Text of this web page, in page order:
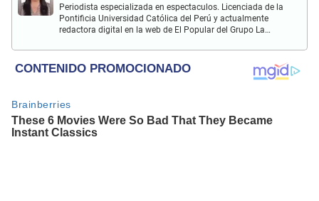
Periodista especializada en espectaculos. Licenciada de la
Pontificia Universidad Católica del Perú y actualmente
redactora digital en la web de El Popular del Grupo La
sociales y nuevas tecnologías.